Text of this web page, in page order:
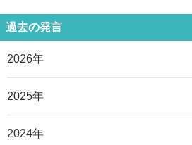
過去の発言
2026年
2025年
2024年